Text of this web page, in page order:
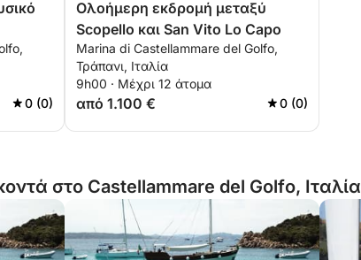
0 (0)
Ολοήμερη εκδρομή μεταξύ
Scopello και San Vito Lo Capo
Marina di Castellammare del Golfo,
Τράπανι, Ιταλία
9h00 · Μέχρι 12 άτομα
από 1.100 € 0 (0)
στο Castellammare del Golfo, Ιταλία